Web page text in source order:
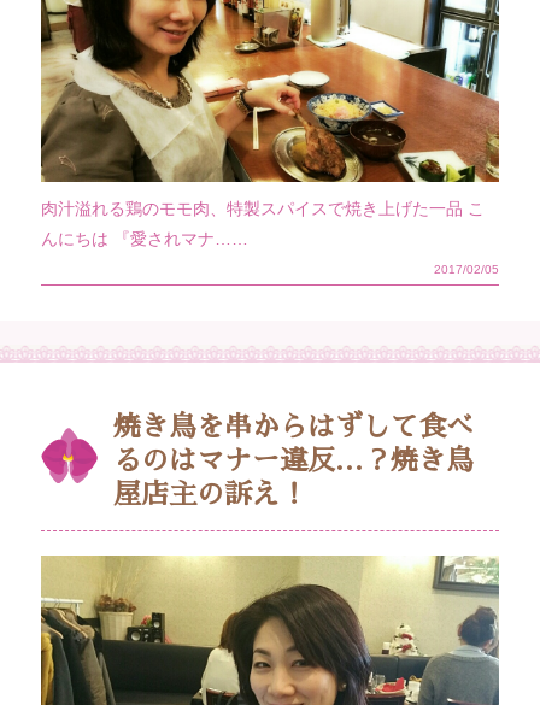
肉汁溢れる鶏のモモ肉、特製スパイスで焼き上げた一品 こ
んにちは 『愛されマナ……
2017/02/05
焼き鳥を串からはずして食べ
るのはマナー違反…？焼き鳥
屋店主の訴え！